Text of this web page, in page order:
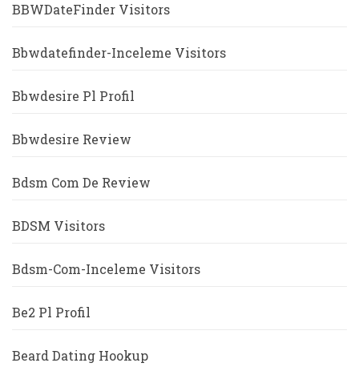
BBWDateFinder Visitors
Bbwdatefinder-Inceleme Visitors
Bbwdesire Pl Profil
Bbwdesire Review
Bdsm Com De Review
BDSM Visitors
Bdsm-Com-Inceleme Visitors
Be2 Pl Profil
Beard Dating Hookup